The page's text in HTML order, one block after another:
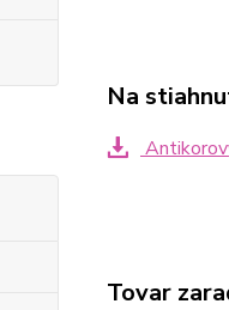
Na
Tovar